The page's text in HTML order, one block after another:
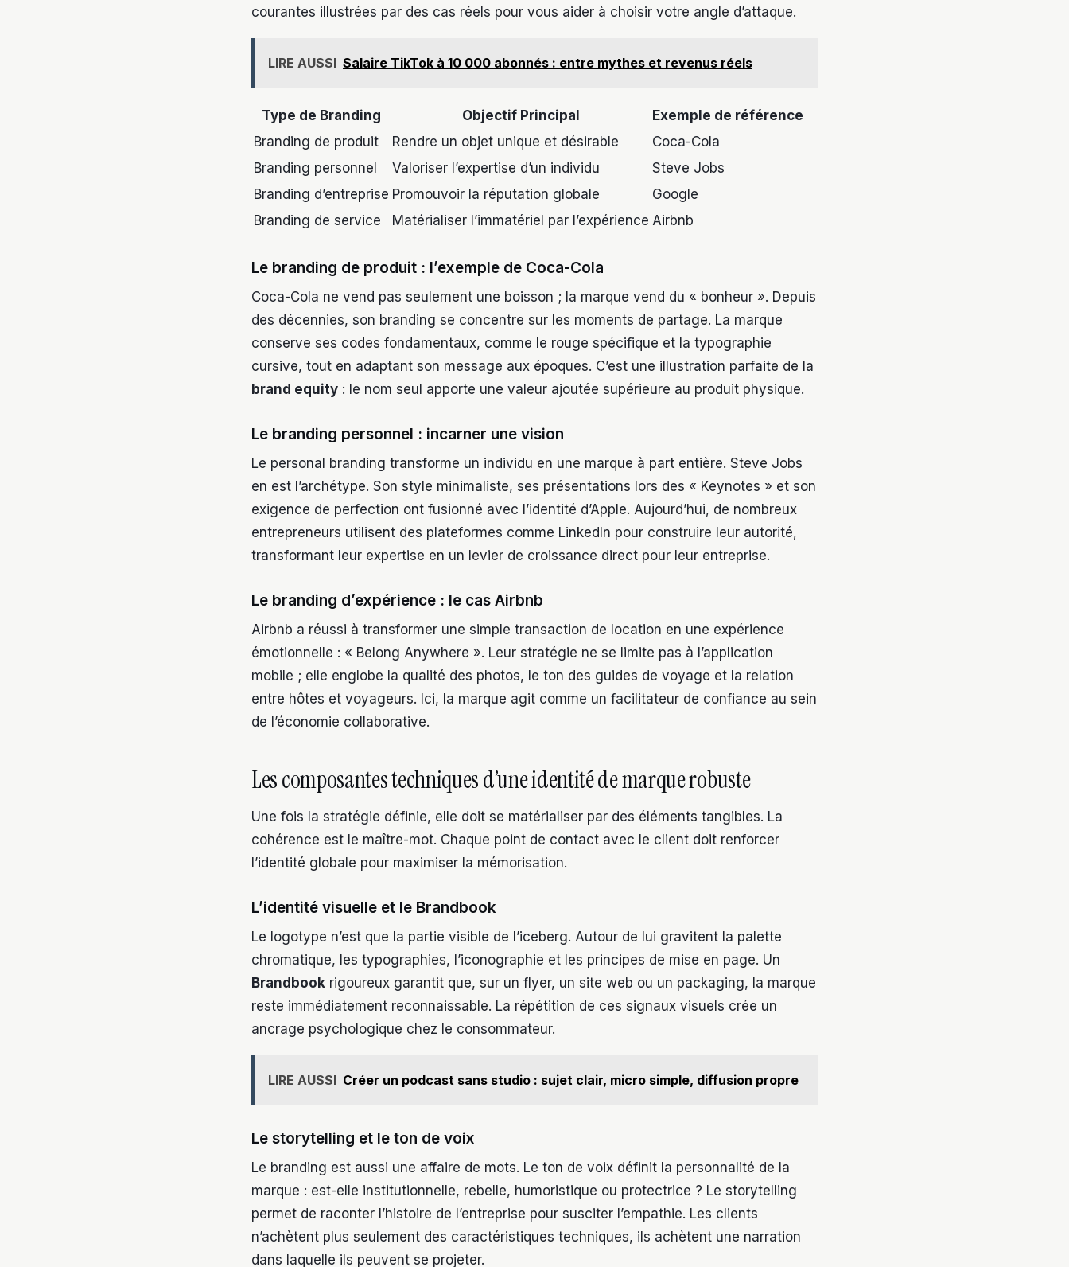
courantes illustrées par des cas réels pour vous aider à choisir votre angle d’attaque.
LIRE AUSSI Salaire TikTok à 10 000 abonnés : entre mythes et revenus réels
Type de Branding Objectif Principal
Exemple de référence
Branding de produit
Rendre un objet unique et désirable
Coca-Cola
Branding personnel
Valoriser l’expertise d’un individu
Steve Jobs
Branding d’entreprise Promouvoir la réputation globale
Google
Branding de service
Matérialiser l’immatériel par l’expérience Airbnb
Le branding de produit : l’exemple de Coca-Cola
Coca-Cola ne vend pas seulement une boisson ; la marque vend du « bonheur ». Depuis
des décennies, son branding se concentre sur les moments de partage. La marque
conserve ses codes fondamentaux, comme le rouge spécifique et la typographie
cursive, tout en adaptant son message aux époques. C’est une illustration parfaite de la
brand equity : le nom seul apporte une valeur ajoutée supérieure au produit physique.
Le branding personnel : incarner une vision
Le personal branding transforme un individu en une marque à part entière. Steve Jobs
en est l’archétype. Son style minimaliste, ses présentations lors des « Keynotes » et son
exigence de perfection ont fusionné avec l’identité d’Apple. Aujourd’hui, de nombreux
entrepreneurs utilisent des plateformes comme LinkedIn pour construire leur autorité,
transformant leur expertise en un levier de croissance direct pour leur entreprise.
Le branding d’expérience : le cas Airbnb
Airbnb a réussi à transformer une simple transaction de location en une expérience
émotionnelle : « Belong Anywhere ». Leur stratégie ne se limite pas à l’application
mobile ; elle englobe la qualité des photos, le ton des guides de voyage et la relation
entre hôtes et voyageurs. Ici, la marque agit comme un facilitateur de confiance au sein
de l’économie collaborative.
Les composantes techniques d’une identité de marque robuste
Une fois la stratégie définie, elle doit se matérialiser par des éléments tangibles. La
cohérence est le maître-mot. Chaque point de contact avec le client doit renforcer
l’identité globale pour maximiser la mémorisation.
L’identité visuelle et le Brandbook
Le logotype n’est que la partie visible de l’iceberg. Autour de lui gravitent la palette
chromatique, les typographies, l’iconographie et les principes de mise en page. Un
Brandbook rigoureux garantit que, sur un flyer, un site web ou un packaging, la marque
reste immédiatement reconnaissable. La répétition de ces signaux visuels crée un
ancrage psychologique chez le consommateur.
LIRE AUSSI Créer un podcast sans studio : sujet clair, micro simple, diffusion propre
Le storytelling et le ton de voix
Le branding est aussi une affaire de mots. Le ton de voix définit la personnalité de la
marque : est-elle institutionnelle, rebelle, humoristique ou protectrice ? Le storytelling
permet de raconter l’histoire de l’entreprise pour susciter l’empathie. Les clients
n’achètent plus seulement des caractéristiques techniques, ils achètent une narration
dans laquelle ils peuvent se projeter.